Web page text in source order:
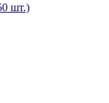
шт.)